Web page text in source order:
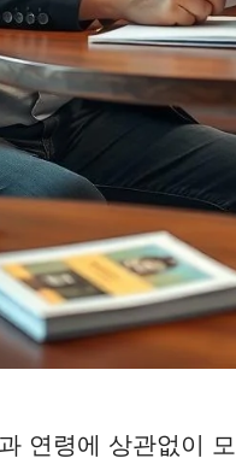
연령에 상관없이